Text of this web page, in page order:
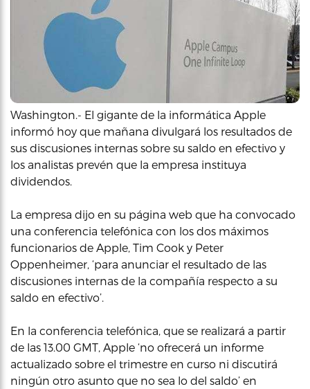
Washington.- El gigante de la informática Apple
informó hoy que mañana divulgará los resultados de
sus discusiones internas sobre su saldo en efectivo y
los analistas prevén que la empresa instituya
dividendos.
La empresa dijo en su página web que ha convocado
una conferencia telefónica con los dos máximos
funcionarios de Apple, Tim Cook y Peter
Oppenheimer, ‘para anunciar el resultado de las
discusiones internas de la compañía respecto a su
saldo en efectivo’.
En la conferencia telefónica, que se realizará a partir
de las 13.00 GMT, Apple ‘no ofrecerá un informe
actualizado sobre el trimestre en curso ni discutirá
ningún otro asunto que no sea lo del saldo’ en